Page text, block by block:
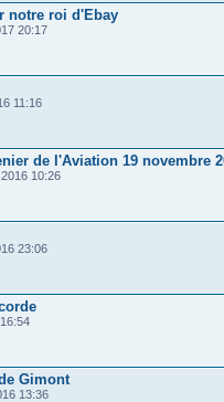
notre roi d'Ebay
20:17
11:16
de l'Aviation 19 novembre
10:26
23:06
Gimont
13:36